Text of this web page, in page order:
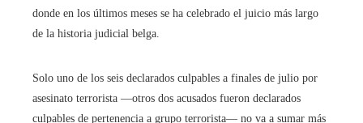
donde en los últimos meses se ha celebrado el juicio más largo
de la historia judicial belga.
Solo uno de los seis declarados culpables a finales de julio por
asesinato terrorista —otros dos acusados fueron declarados
culpables de pertenencia a grupo terrorista— no va a sumar más